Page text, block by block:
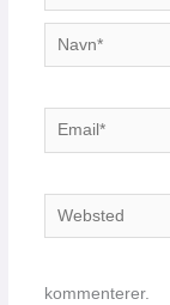
Navn*
Email*
Websted
kommenterer.